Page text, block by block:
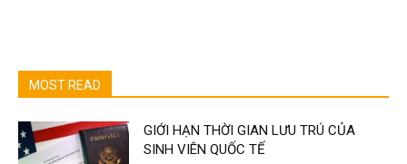
MOST READ
GIỚI HẠN THỜI GIAN LƯU TRÚ CỦA
SINH VIÊN QUỐC TẾ